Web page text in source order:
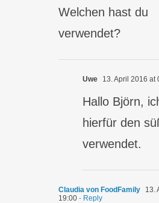
Welchen hast du
verwendet?
Uwe 13. April 2016 at
Hallo Björn,
hierfür den
verwendet.
Claudia von FoodFamily
13.
19:00 - Reply